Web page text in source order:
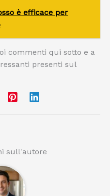
è efficace per
commenti qui sotto e a
presenti sul
sull'autore